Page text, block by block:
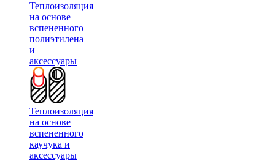
Теплоизоляция
на основе
вспененного
полиэтилена
и
аксессуары
Теплоизоляция
на основе
вспененного
каучука и
аксессуары